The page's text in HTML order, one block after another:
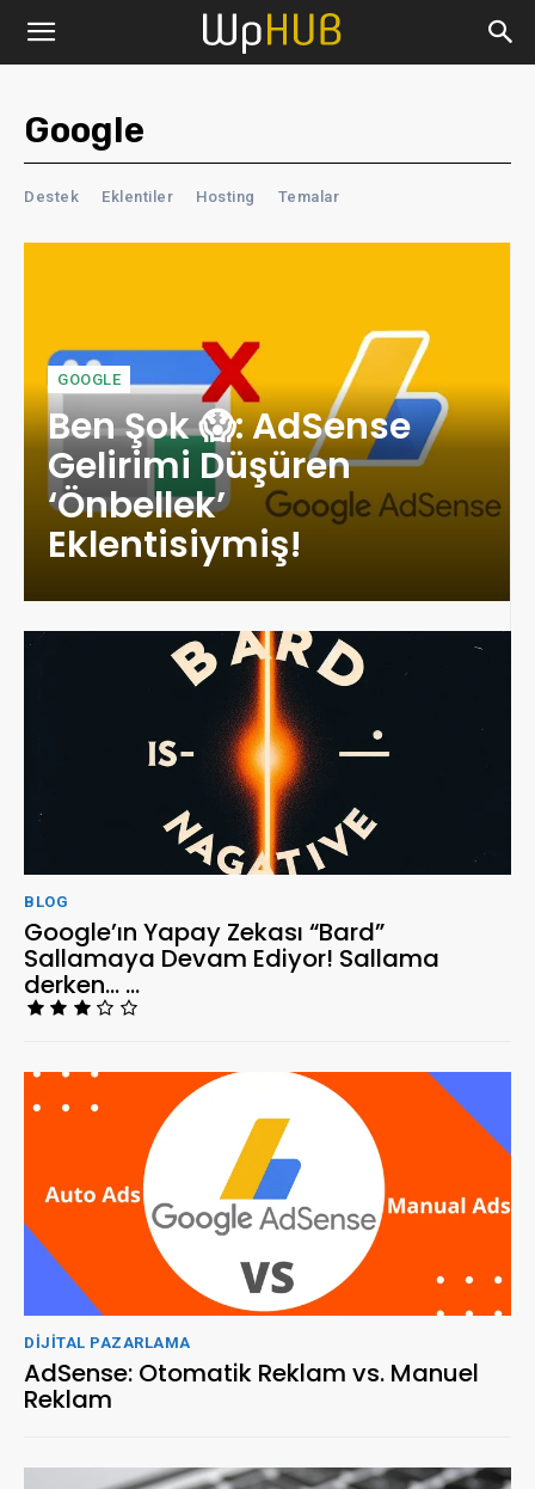
Google
Destek Eklentiler Hosting Temalar
GOOGLE
Ben Şok 😱: AdSense
Gelirimi Düşüren
‘Önbellek’
Eklentisiymiş!
BLOG
Google’ın Yapay Zekası “Bard”
Sallamaya Devam Ediyor! Sallama
derken… …
DIJITAL PAZARLAMA
AdSense: Otomatik Reklam vs. Manuel
Reklam